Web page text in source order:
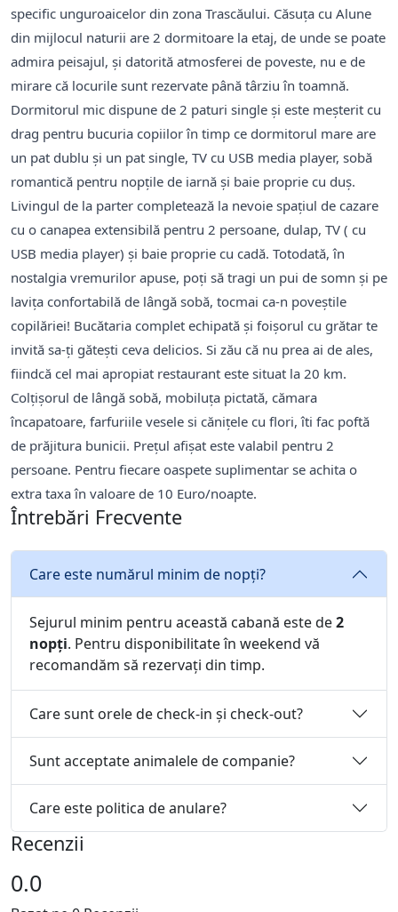
specific unguroaicelor din zona Trascăului. Căsuţa cu Alune
din mijlocul naturii are 2 dormitoare la etaj, de unde se poate
admira peisajul, şi datorită atmosferei de poveste, nu e de
mirare că locurile sunt rezervate până târziu în toamnă.
Dormitorul mic dispune de 2 paturi single și este meșterit cu
drag pentru bucuria copiilor în timp ce dormitorul mare are
un pat dublu şi un pat single, TV cu USB media player, sobă
romantică pentru nopțile de iarnă şi baie proprie cu duș.
Livingul de la parter completează la nevoie spațiul de cazare
cu o canapea extensibilă pentru 2 persoane, dulap, TV ( cu
USB media player) şi baie proprie cu cadă. Totodată, în
nostalgia vremurilor apuse, poți să tragi un pui de somn și pe
lavița confortabilă de lângă sobă, tocmai ca-n poveștile
copilăriei! Bucătaria complet echipată și foișorul cu grătar te
invită sa-ți gătești ceva delicios. Si zău că nu prea ai de ales,
fiindcă cel mai apropiat restaurant este situat la 20 km.
Colțișorul de lângă sobă, mobiluța pictată, cămara
încapatoare, farfuriile vesele si cănițele cu flori, îti fac poftă
de prăjitura bunicii. Preţul afişat este valabil pentru 2
persoane. Pentru fiecare oaspete suplimentar se achita o
extra taxa în valoare de 10 Euro/noapte.
Întrebări Frecvente
Care este numărul minim de nopți?
Sejurul minim pentru această cabană este de2
nopți. Pentru disponibilitate în weekend vă
recomandăm să rezervați din timp.
Care sunt orele de check-in și check-out?
Sunt acceptate animalele de companie?
Care este politica de anulare?
Recenzii
0.0